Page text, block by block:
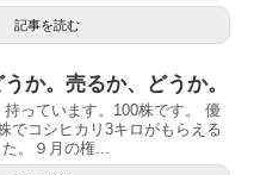
記事を読む
か。売るか、どうか。
っています。100株です。 優
でコシヒカリ3キロがもらえる
。９月の権...